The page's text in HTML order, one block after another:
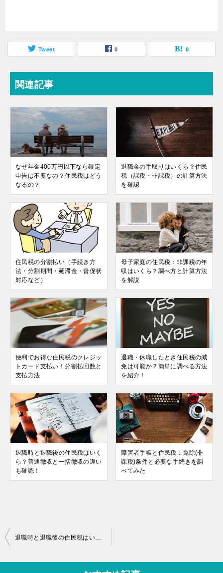
Tweet 0 0
関連記事
なぜ年金400万円以下なら確定
申告は不要なの？住民税はどう
なるの？
退職金の手取りはいくら？住民
税（課税・非課税）の計算方法
を確認
住民税の分割払い（手続き方
法・分割期間・延滞金・督促状
対応など）
母子家庭の住民税：非課税の年
収はいくら？調べ方と計算方法
を解説
便利でお得な住民税のクレジッ
トカード支払い！分割払回数と
支払方法
退職・休職したとき住民税の減
免は可能か？簡単に調べる方法
を紹介！
退職時と退職後の住民税はいく
ら？普通徴収と一括徴収の違い
も確認！
障害者手帳と住民税：免除(非
課税)条件と必要な手続きを調
べてみた
投
退職時と退職後の住民税はいくら？普通徴収と一括徴収の違いも確認！